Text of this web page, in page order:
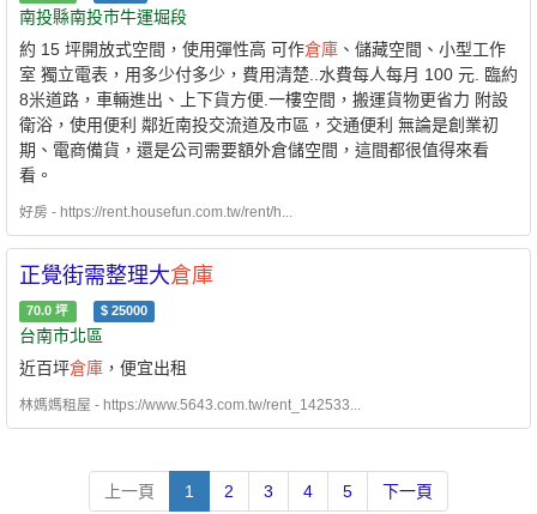
南投縣南投市牛運堀段
約 15 坪開放式空間，使用彈性高 可作倉庫 、儲藏空間、小型工作
室 獨立電表，用多少付多少，費用清楚..水費每人每月 100 元. 臨約
8米道路，車輛進出、上下貨方便.一樓空間，搬運貨物更省力 附設
衛浴，使用便利 鄰近南投交流道及市區，交通便利 無論是創業初
期、電商備貨，還是公司需要額外倉儲空間，這間都很值得來看
看。
好房 - https://rent.housefun.com.tw/rent/h...
正覺街需整理大倉庫
70.0 坪 $ 25000
台南市北區
近百坪倉庫 ，便宜出租
林媽媽租屋 - https://www.5643.com.tw/rent_142533...
上一頁 1 2 3 4 5 下一頁